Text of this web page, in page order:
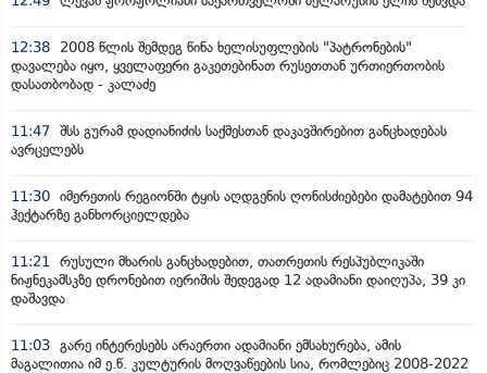
12:38
2008 წლის შემდეგ წინა ხელისუფლების "პატრონების"
დავალება იყო, ყველაფერი გაკეთებინათ რუსეთთან ურთიერთობის
დასათბობად - კალაძე
11:47 შსს გურამ დადიანიძის საქმესთან დაკავშირებით განცხადებას
ავრცელებს
11:30 იმერეთის რეგიონში ტყის აღდგენის ღონისძიებები დამატებით 94
ჰექტარზე განხორციელდება
11:21 რუსული მხარის განცხადებით, თათრეთის რესპუბლიკაში
ნიჟნეკამსკზე დრონებით იერიშის შედეგად 12 ადამიანი დაიღუპა, 39 კი
დაშავდა
11:03 გარე ინტერესებს არაერთი ადამიანი ემსახურება, ამის
მაგალითია იმ ე.წ. კულტურის მოღვაწეების სია, რომლებიც 2008-2022